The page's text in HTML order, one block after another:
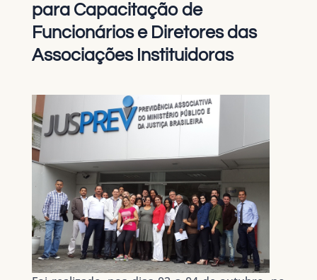
para Capacitação de
Funcionários e Diretores das
Associações Instituidoras